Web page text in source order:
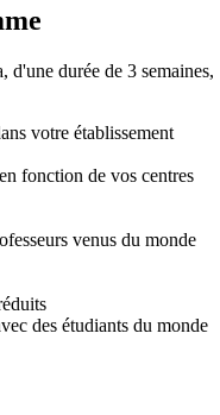
durée de 3 semaines,
votre établissement
fonction de vos centres
venus du monde
des étudiants du monde